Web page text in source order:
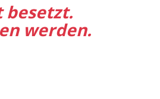
besetzt.
werden.